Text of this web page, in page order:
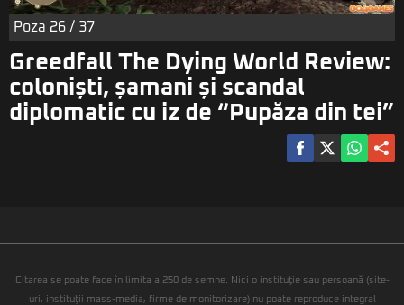
Poza 26 / 37
Greedfall The Dying World Review:
coloniști, șamani și scandal
diplomatic cu iz de “Pupăza din tei”
Citarea se poate face în limita a 250 de semne. Nici o instituţie sau persoană (site-
uri, instituţii mass-media, firme de monitorizare) nu poate reproduce integral